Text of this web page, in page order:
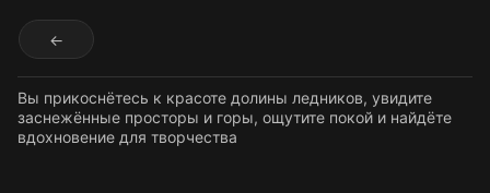
←
Вы прикоснётесь к красоте долины ледников, увидите
заснежённые просторы и горы, ощутите покой и найдёте
вдохновение для творчества